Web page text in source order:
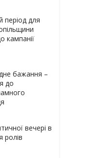
період для
кампанії
бажання –
до
вечері в
ролів